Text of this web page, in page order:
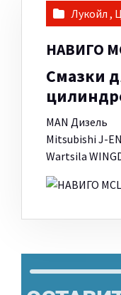
Лукойл ,
НАВИГО
Смазки
MAN Дизель
Mitsubishi J-
Wartsila